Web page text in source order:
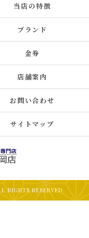
当店の特徴
ブランド
金券
店舗案内
お問い合わせ
サイトマップ
RIGHTS RESERVED.